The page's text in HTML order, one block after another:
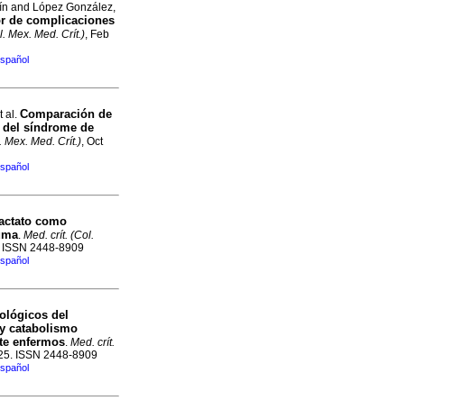
and López González,
de complicaciones
Mex. Med. Crít.), Feb
al. Comparación de
síndrome de
Mex. Med. Crít.), Oct
como
. Med. crít. (Col.
2448-8909
del
catabolismo
enfermos. Med. crít.
ISSN 2448-8909